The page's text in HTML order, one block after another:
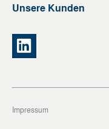
Unsere Kunden
Impressum